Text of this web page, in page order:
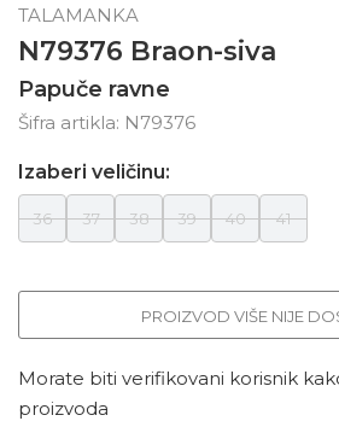
TALAMANKA
N79376 Braon-siva
Papuče ravne
Šifra artikla: N79376
Izaberi veličinu:
36 37 38 39 40 41
PROIZVOD VIŠE NIJE
Morate biti verifikovani korisnik
proizvoda